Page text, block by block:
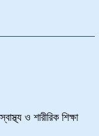
ও শারীরিক শিক্ষা